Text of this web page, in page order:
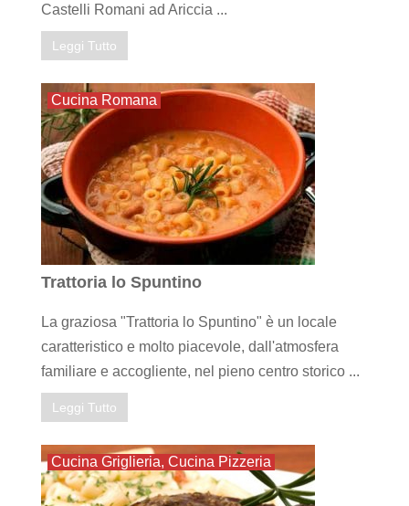
Castelli Romani ad Ariccia ...
Leggi Tutto
Cucina Romana
Trattoria lo Spuntino
La graziosa "Trattoria lo Spuntino" è un locale
caratteristico e molto piacevole, dall'atmosfera
familiare e accogliente, nel pieno centro storico ...
Leggi Tutto
Cucina Griglieria, Cucina Pizzeria